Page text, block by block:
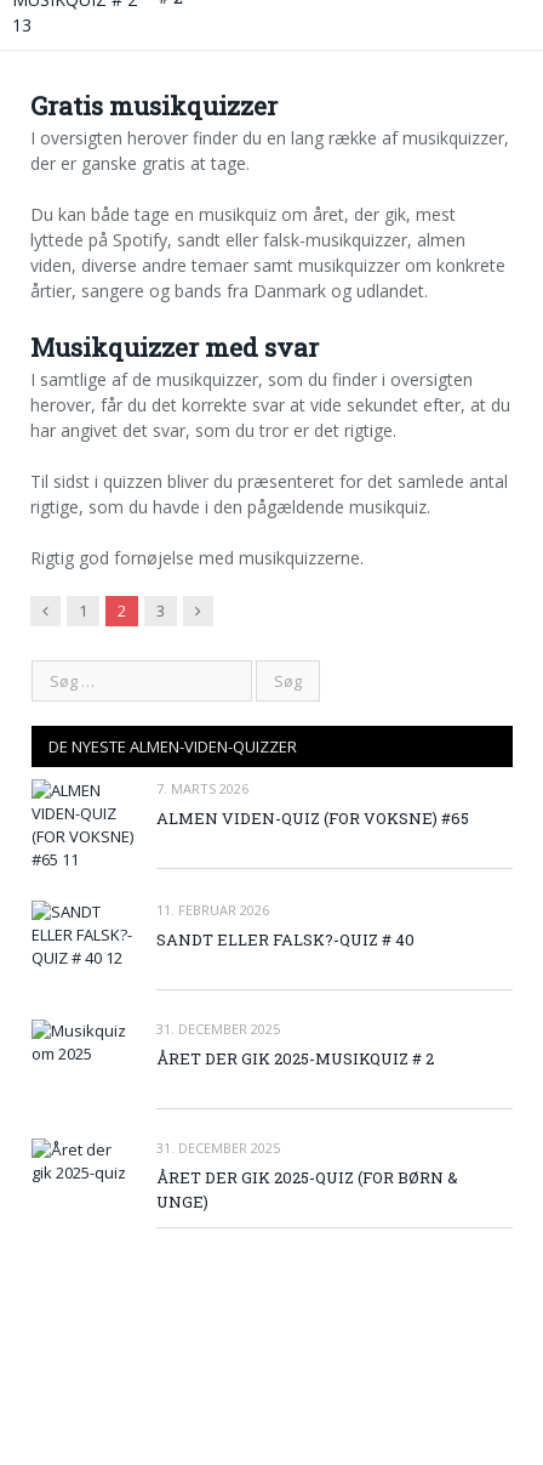
Gratis musikquizzer
I oversigten herover finder du en lang række af musikquizzer,
der er ganske gratis at tage.
Du kan både tage en musikquiz om året, der gik, mest
lyttede på Spotify, sandt eller falsk-musikquizzer, almen
viden, diverse andre temaer samt musikquizzer om konkrete
årtier, sangere og bands fra Danmark og udlandet.
Musikquizzer med svar
I samtlige af de musikquizzer, som du finder i oversigten
herover, får du det korrekte svar at vide sekundet efter, at du
har angivet det svar, som du tror er det rigtige.
Til sidst i quizzen bliver du præsenteret for det samlede antal
rigtige, som du havde i den pågældende musikquiz.
Rigtig god fornøjelse med musikquizzerne.
Previous
1 2 3 Next
DE NYESTE ALMEN-VIDEN-QUIZZER
7. MARTS 2026
ALMEN VIDEN-QUIZ (FOR VOKSNE) #65
11. FEBRUAR 2026
SANDT ELLER FALSK?-QUIZ # 40
31. DECEMBER 2025
ÅRET DER GIK 2025-MUSIKQUIZ # 2
31. DECEMBER 2025
ÅRET DER GIK 2025-QUIZ (FOR BØRN &
UNGE)